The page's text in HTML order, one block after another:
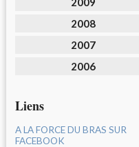
2008
2007
2006
Liens
A LA FORCE DU BRAS SUR
FACEBOOK